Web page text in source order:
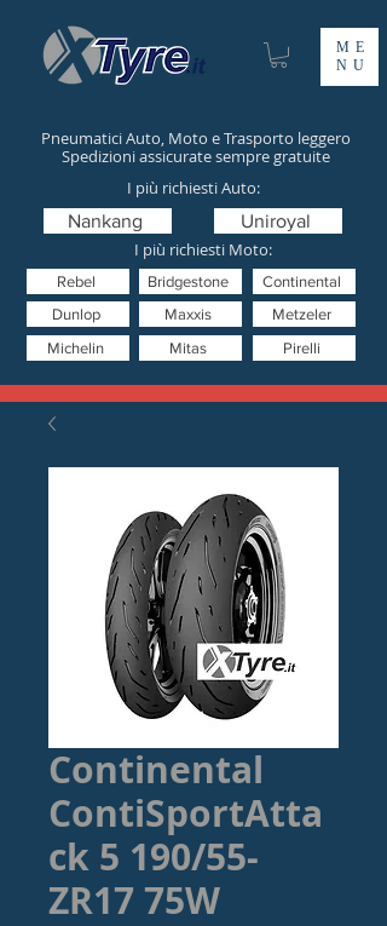
ME
NU
Pneumatici Auto, Moto e Trasporto leggero
Spedizioni assicurate sempre gratuite
I più richiesti Moto:
Mitas
Nankang
Pirelli
Uniroyal
Metzeler
Dunlop
Bridgestone Continental
Michelin
Rebel
I più richiesti Auto:
Maxxis
Continental
ContiSportAtta
ck 5 190/55-
ZR17 75W